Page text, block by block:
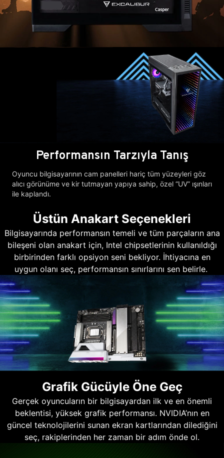
Performansın Tarzıyla Tanış
Oyuncu bilgisayarının cam panelleri hariç tüm yüzeyleri göz
alıcı görünüme ve kir tutmayan yapıya sahip, özel “UV” ışınları
ile kaplandı.
Üstün Anakart Seçenekleri
Bilgisayarında performansın temeli ve tüm parçaların ana
bileşeni olan anakart için, Intel chipsetlerinin kullanıldığı
birbirinden farklı opsiyon seni bekliyor. İhtiyacına en
uygun olanı seç, performansın sınırlarını sen belirle.
Grafik Gücüyle Öne Geç
Gerçek oyuncuların bir bilgisayardan ilk ve en önemli
beklentisi, yüksek grafik performansı. NVIDIA’nın en
güncel teknolojilerini sunan ekran kartlarından dilediğini
seç, rakiplerinden her zaman bir adım önde ol.